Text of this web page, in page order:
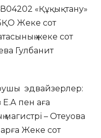
«Құқықтану»
Жеке сот
жеке сот
Гулбанит
эдвайзерлер:
пен аға
– Отеуова
Жеке сот